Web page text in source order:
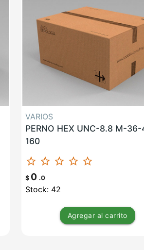
VARIOS
PERNO HEX UNC-8.8 M-
160
star_border star_border star_border star_border star_border
$ 0 .0
Stock: 42
Agregar al carrito